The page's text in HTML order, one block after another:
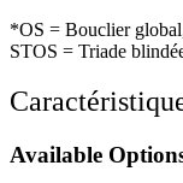
*OS = Bouclier
STOS = Triade
Available